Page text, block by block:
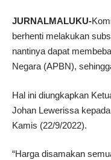
JURNALMALUKU-
berhenti melakukan
nantinya dapat
Negara (APBN),
Hal ini diungkapkan
Johan Lewerissa
Kamis (22/9/2022).
“Harga disamakan